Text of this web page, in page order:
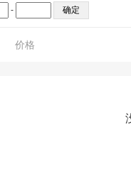
-
价格